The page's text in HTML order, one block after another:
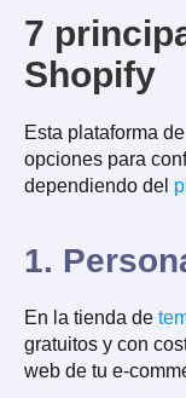
7
Shopify
Esta plataforma
opciones para
dependiendo del
1.
En la tienda de
gratuitos y con
web de tu e-